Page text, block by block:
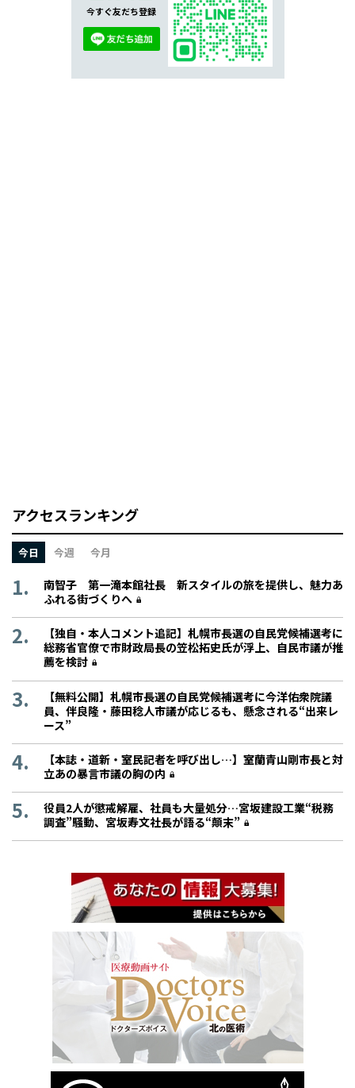
今すぐ友だち登録
アクセスランキング
今日 今週 今月
南智子 第一滝本館社長 新スタイルの旅を提供し、魅力あ
ふれる街づくりへ
【独自・本人コメント追記】札幌市長選の自民党候補選考に
総務省官僚で市財政局長の笠松拓史氏が浮上、自民市議が推
薦を検討
【無料公開】札幌市長選の自民党候補選考に今洋佑衆院議
員、伴良隆・藤田稔人市議が応じるも、懸念される“出来レ
ース”
【本誌・道新・室民記者を呼び出し…】室蘭青山剛市長と対
立あの暴言市議の胸の内
役員2人が懲戒解雇、社員も大量処分…宮坂建設工業“税務
調査”騒動、宮坂寿文社長が語る“顛末”